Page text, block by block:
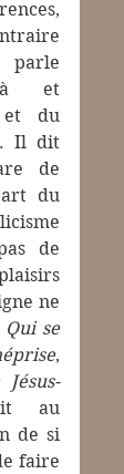
parle
et
et du
Il dit
de
du
de
ne
Qui se
,
au
de si
faire